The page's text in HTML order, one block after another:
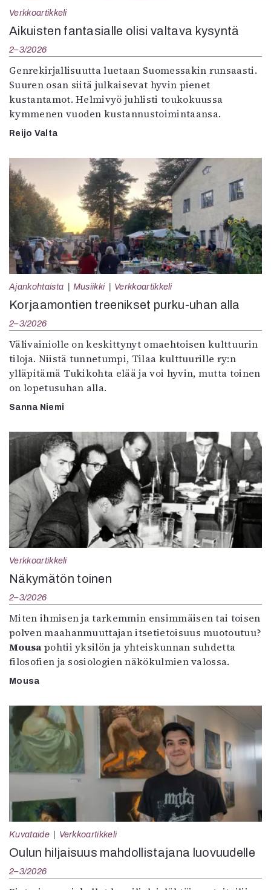
Verkkoartikkeli
Aikuisten fantasialle olisi valtava kysyntä
2–3/2026
Genrekirjallisuutta luetaan Suomessakin runsaasti.
Suuren osan siitä julkaisevat hyvin pienet
kustantamot. Helmivyö juhlisti toukokuussa
kymmenen vuoden kustannustoimintaansa.
Reijo Valta
Ajankohtaista Musiikki Verkkoartikkeli
Korjaamontien treenikset purku-uhan alla
2–3/2026
Välivainiolle on keskittynyt omaehtoisen kulttuurin
tiloja. Niistä tunnetumpi, Tilaa kulttuurille ry:n
ylläpitämä Tukikohta elää ja voi hyvin, mutta toinen
on lopetusuhan alla.
Sanna Niemi
Verkkoartikkeli
Näkymätön toinen
2–3/2026
Miten ihmisen ja tarkemmin ensimmäisen tai toisen
polven maahanmuuttajan itsetietoisuus muotoutuu?
Mousa pohtii yksilön ja yhteiskunnan suhdetta
filosofien ja sosiologien näkökulmien valossa.
Mousa
Kuvataide Verkkoartikkeli
Oulun hiljaisuus mahdollistajana luovuudelle
2–3/2026